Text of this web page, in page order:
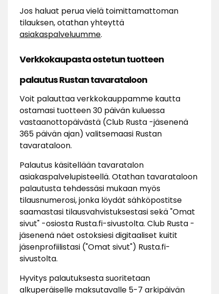
Jos haluat perua vielä toimittamattoman
tilauksen, otathan yhteyttä
asiakaspalveluumme.
Verkkokaupasta ostetun tuotteen
palautus Rustan tavarataloon
Voit palauttaa verkkokauppamme kautta
ostamasi tuotteen 30 päivän kuluessa
vastaanottopäivästä (Club Rusta -jäsenenä
365 päivän ajan) valitsemaasi Rustan
tavarataloon.
Palautus käsitellään tavaratalon
asiakaspalvelupisteellä. Otathan tavarataloon
palautusta tehdessäsi mukaan myös
tilausnumerosi, jonka löydät sähköpostitse
saamastasi tilausvahvistuksestasi sekä "Omat
sivut" -osiosta Rusta.fi-sivustolta. Club Rusta -
jäsenenä näet ostoksiesi digitaaliset kuitit
jäsenprofiilistasi ("Omat sivut") Rusta.fi-
sivustolta.
Hyvitys palautuksesta suoritetaan
alkuperäiselle maksutavalle 5-7 arkipäivän